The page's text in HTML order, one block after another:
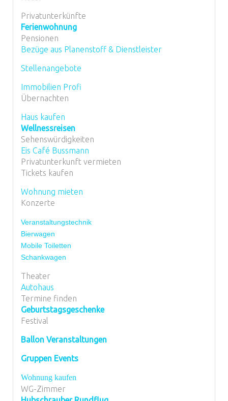
Privatunterkünfte
Ferienwohnung
Pensionen
Bezüge aus Planenstoff & Dienstleister
Stellenangebote
Immobilien Profi
Übernachten
Haus kaufen
Wellnessreisen
Sehenswürdigkeiten
Eis Café Bussmann
Privatunterkunft vermieten
Tickets kaufen
Wohnung mieten
Konzerte
Veranstaltungstechnik
Bierwagen
Mobile Toiletten
Schankwagen
Theater
Autohaus
Termine finden
Geburtstagsgeschenke
Festival
Ballon Veranstaltungen
Gruppen Events
Wohnung kaufen
WG-Zimmer